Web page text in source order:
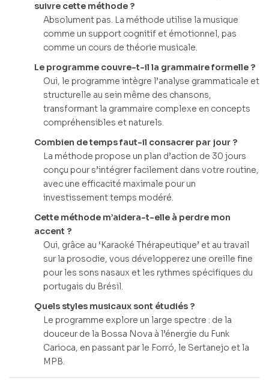
suivre cette méthode ?
Absolument pas. La méthode utilise la musique
comme un support cognitif et émotionnel, pas
comme un cours de théorie musicale.
Le programme couvre-t-il la grammaire formelle ?
Oui, le programme intègre l’analyse grammaticale et
structurelle au sein même des chansons,
transformant la grammaire complexe en concepts
compréhensibles et naturels.
Combien de temps faut-il consacrer par jour ?
La méthode propose un plan d’action de 30 jours
conçu pour s’intégrer facilement dans votre routine,
avec une efficacité maximale pour un
investissement temps modéré.
Cette méthode m’aidera-t-elle à perdre mon
accent ?
Oui, grâce au ‘Karaoké Thérapeutique’ et au travail
sur la prosodie, vous développerez une oreille fine
pour les sons nasaux et les rythmes spécifiques du
portugais du Brésil.
Quels styles musicaux sont étudiés ?
Le programme explore un large spectre : de la
douceur de la Bossa Nova à l’énergie du Funk
Carioca, en passant par le Forró, le Sertanejo et la
MPB.